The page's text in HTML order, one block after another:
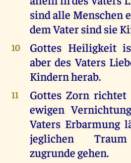
sind alle Menschen
dem Vater sind sie
10
Gottes Heiligkeit
aber des Vaters
Kindern herab.
11
Gottes Zorn
ewigen
Vaters Erbarmung
jeglichen
zugrunde gehen.